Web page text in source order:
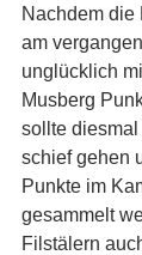
Nachdem die
am
unglücklich
Musberg
sollte
schief gehen
Punkte im
gesammelt
Filstälern